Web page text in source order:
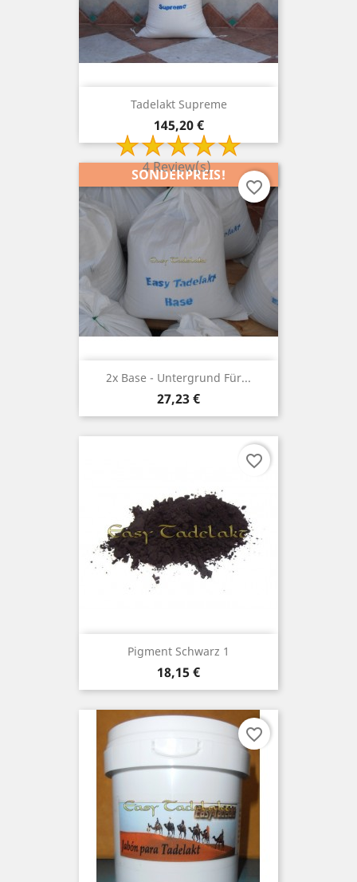
Tadelakt Supreme
Preis
145,20 €
4 Review(s)
2x Base - Untergrund Für...
Preis
27,23 €
SONDERPREIS!
favorite_border
Pigment Schwarz 1
Preis
18,15 €
favorite_border
favorite_border